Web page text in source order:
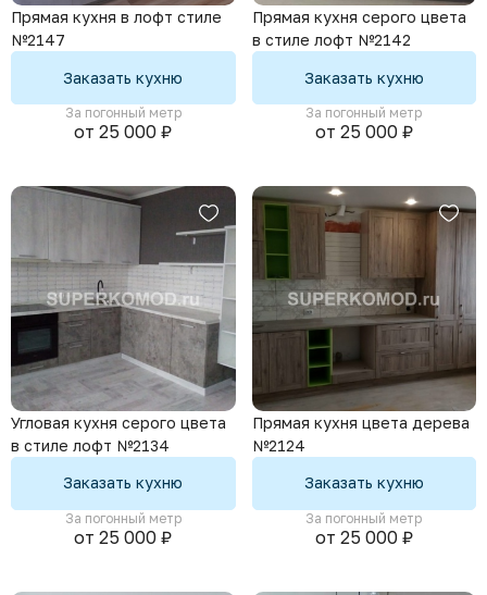
Прямая кухня в лофт стиле
№2147
Заказать кухню
За погонный метр
от 25 000 ₽
Прямая кухня серого цвета
в стиле лофт №2142
Заказать кухню
За погонный метр
от 25 000 ₽
Угловая кухня серого цвета
в стиле лофт №2134
Заказать кухню
За погонный метр
от 25 000 ₽
Прямая кухня цвета дерева
№2124
Заказать кухню
За погонный метр
от 25 000 ₽